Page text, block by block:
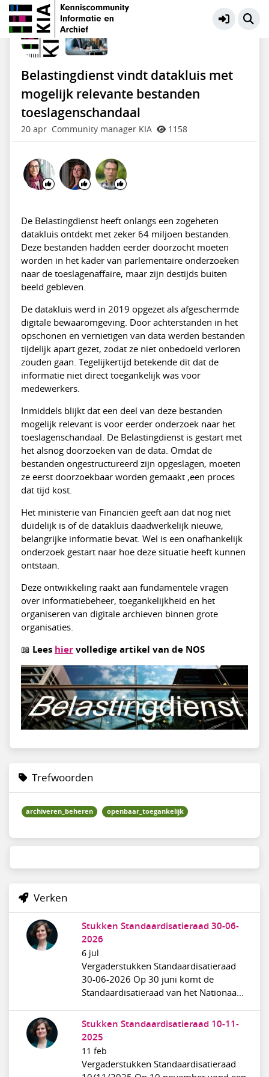
KIA Community Meer
Belastingdienst vindt datakluis met
mogelijk relevante bestanden
toeslagenschandaal
20 apr Community manager KIA 1158
De Belastingdienst heeft onlangs een zogeheten
datakluis ontdekt met zeker 64 miljoen bestanden.
Deze bestanden hadden eerder doorzocht moeten
worden in het kader van parlementaire onderzoeken
naar de toeslagenaffaire, maar zijn destijds buiten
beeld gebleven.
De datakluis werd in 2019 opgezet als afgeschermde
digitale bewaaromgeving. Door achterstanden in het
opschonen en vernietigen van data werden bestanden
tijdelijk apart gezet, zodat ze niet onbedoeld verloren
zouden gaan. Tegelijkertijd betekende dit dat de
informatie niet direct toegankelijk was voor
medewerkers.
Inmiddels blijkt dat een deel van deze bestanden
mogelijk relevant is voor eerder onderzoek naar het
toeslagenschandaal. De Belastingdienst is gestart met
het alsnog doorzoeken van de data. Omdat de
bestanden ongestructureerd zijn opgeslagen, moeten
ze eerst doorzoekbaar worden gemaakt ,een proces
dat tijd kost.
Het ministerie van Financiën geeft aan dat nog niet
duidelijk is of de datakluis daadwerkelijk nieuwe,
belangrijke informatie bevat. Wel is een onafhankelijk
onderzoek gestart naar hoe deze situatie heeft kunnen
ontstaan.
Deze ontwikkeling raakt aan fundamentele vragen
over informatiebeheer, toegankelijkheid en het
organiseren van digitale archieven binnen grote
organisaties.
📖 Lees hiervolledige artikel van de NOS
Trefwoorden
archiveren_beheren openbaar_toegankelijk
Verken
Stukken Standaardisatieraad 30-06-
2026
6 jul
Vergaderstukken Standaardisatieraad
30-06-2026 Op 30 juni komt de
Standaardisatieraad van het Nationaa...
Stukken Standaardisatieraad 10-11-
2025
11 feb
Vergaderstukken Standaardisatieraad